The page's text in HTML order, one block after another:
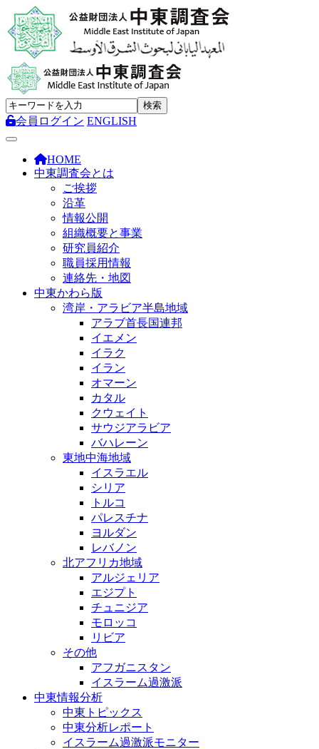
会員ログイン ENGLISH
Toggle navigation
HOME
中東調査会とは
ご挨拶
沿革
情報公開
組織概要と事業
研究員紹介
職員採用情報
連絡先・地図
中東かわら版
湾岸・アラビア半島地域
アラブ首長国連邦
イエメン
イラク
イラン
オマーン
カタル
クウェイト
サウジアラビア
バハレーン
東地中海地域
イスラエル
シリア
トルコ
パレスチナ
ヨルダン
レバノン
北アフリカ地域
アルジェリア
エジプト
チュニジア
モロッコ
リビア
その他
アフガニスタン
イスラーム過激派
中東情報分析
中東トピックス
中東分析レポート
イスラーム過激派モニター